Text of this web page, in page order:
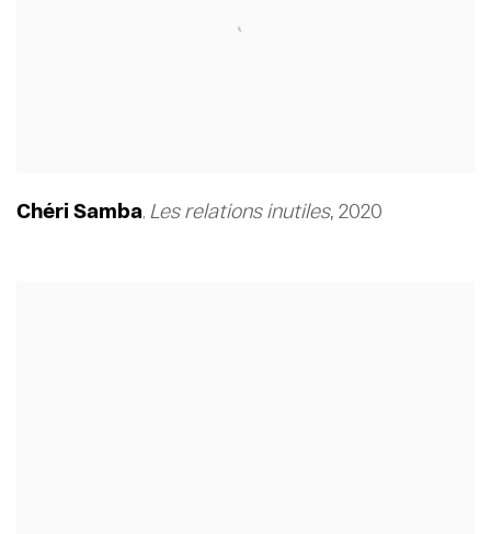
Chéri Samba, Les relations inutiles, 2020